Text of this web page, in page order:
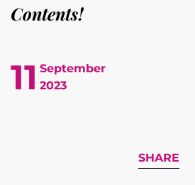
Contents!
11 September
2023
SHARE